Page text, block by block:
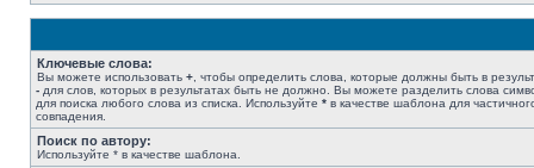
Ключевые слова:
Вы можете использовать + , чтобы определить слова, которые должны быть в
- для слов, которых в результатах быть не должно. Вы можете разделить слова
для поиска любого слова из списка. Используйте * в качестве шаблона для
совпадения.
Поиск по автору:
Используйте * в качестве шаблона.